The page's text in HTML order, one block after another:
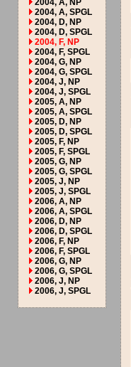
2004, A, NP
2004, A, SPGL
2004, D, NP
2004, D, SPGL
2004, F, NP
2004, F, SPGL
2004, G, NP
2004, G, SPGL
2004, J, NP
2004, J, SPGL
2005, A, NP
2005, A, SPGL
2005, D, NP
2005, D, SPGL
2005, F, NP
2005, F, SPGL
2005, G, NP
2005, G, SPGL
2005, J, NP
2005, J, SPGL
2006, A, NP
2006, A, SPGL
2006, D, NP
2006, D, SPGL
2006, F, NP
2006, F, SPGL
2006, G, NP
2006, G, SPGL
2006, J, NP
2006, J, SPGL